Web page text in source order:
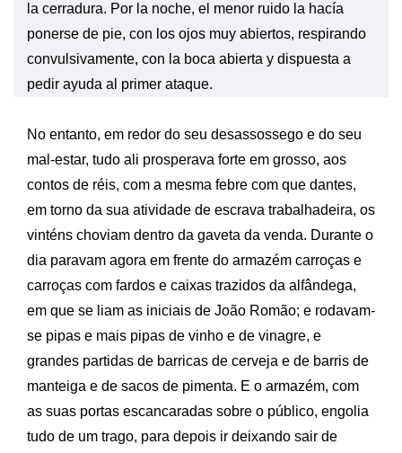
la cerradura. Por la noche, el menor ruido la hacía
ponerse de pie, con los ojos muy abiertos, respirando
convulsivamente, con la boca abierta y dispuesta a
pedir ayuda al primer ataque.
No entanto, em redor do seu desassossego e do seu
mal-estar, tudo ali prosperava forte em grosso, aos
contos de réis, com a mesma febre com que dantes,
em torno da sua atividade de escrava trabalhadeira, os
vinténs choviam dentro da gaveta da venda. Durante o
dia paravam agora em frente do armazém carroças e
carroças com fardos e caixas trazidos da alfândega,
em que se liam as iniciais de João Romão; e rodavam-
se pipas e mais pipas de vinho e de vinagre, e
grandes partidas de barricas de cerveja e de barris de
manteiga e de sacos de pimenta. E o armazém, com
as suas portas escancaradas sobre o público, engolia
tudo de um trago, para depois ir deixando sair de